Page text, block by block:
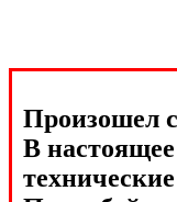
Произошел
В